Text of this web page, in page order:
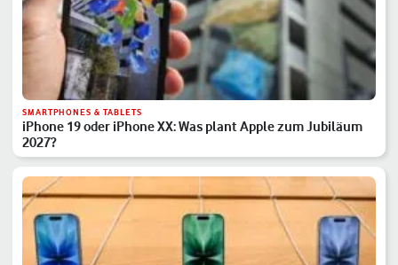
SMARTPHONES & TABLETS
iPhone 19 oder iPhone XX: Was plant Apple zum Jubiläum
2027?